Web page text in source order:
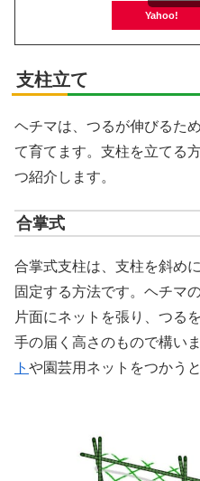
Yahoo!
支柱立て
ヘチマは、つるが伸びるた
て育てます。支柱を立てる
つ紹介します。
合掌式
合掌式支柱は、支柱を斜め
固定する方法です。ヘチマ
片面にネットを張り、つる
手の届く高さのもので構い
ト や園芸用ネットをつかう